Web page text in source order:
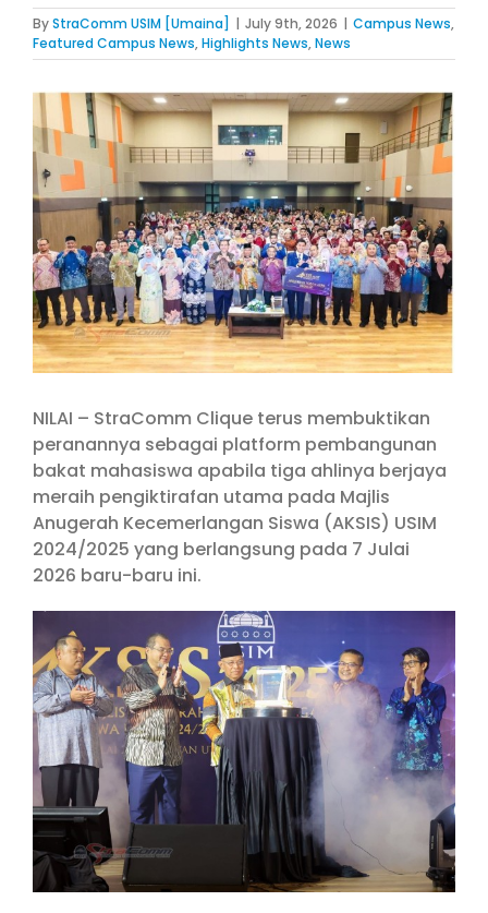
ByStraComm USIM [Umaina] | July 9th, 2026 | Campus News,
Featured Campus News,Highlights News,News
View
Larger
Image
NILAI – StraComm Clique terus membuktikan
peranannya sebagai platform pembangunan
bakat mahasiswa apabila tiga ahlinya berjaya
meraih pengiktirafan utama pada Majlis
Anugerah Kecemerlangan Siswa (AKSIS) USIM
2024/2025 yang berlangsung pada 7 Julai
2026 baru-baru ini.